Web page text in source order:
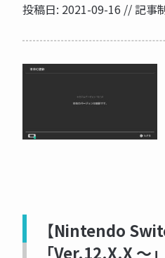
投稿日: 2021-09-16 // 記事
【Nintendo
「Ver.12.X.X 〜